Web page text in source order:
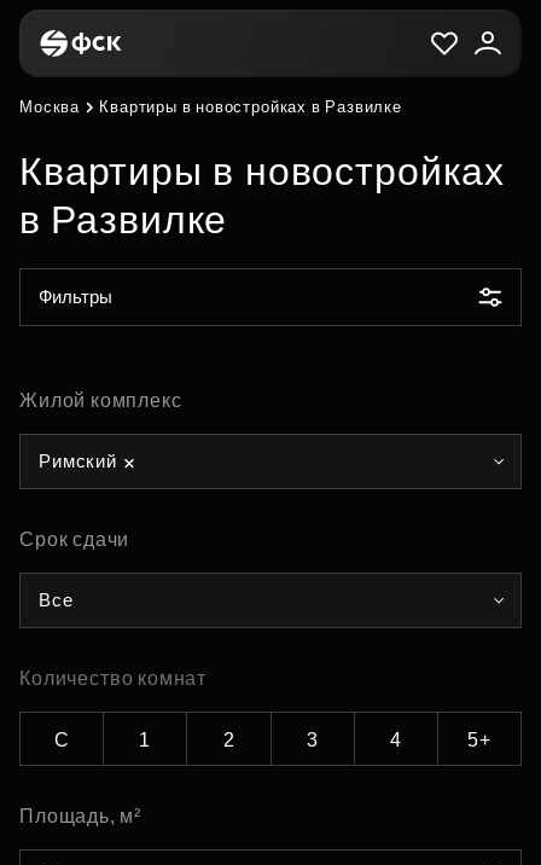
Москва Квартиры в новостройках в Развилке
Квартиры в новостройках
в Развилке
Фильтры
Жилой комплекс
Римский
Срок сдачи
Все
Количество комнат
С 1 2 3 4 5+
Площадь, м²